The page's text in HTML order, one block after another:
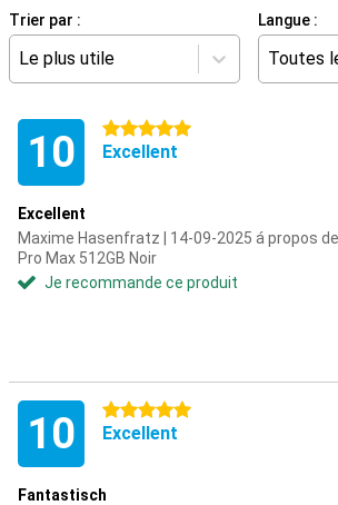
Trier par :
Le plus utile
Langue :
Toutes
10 5 étoiles
Excellent
Excellent
Maxime Hasenfratz | 14-09-2025 á propos
Pro Max 512GB Noir
Je recommande ce produit
10 5 étoiles
Excellent
Fantastisch